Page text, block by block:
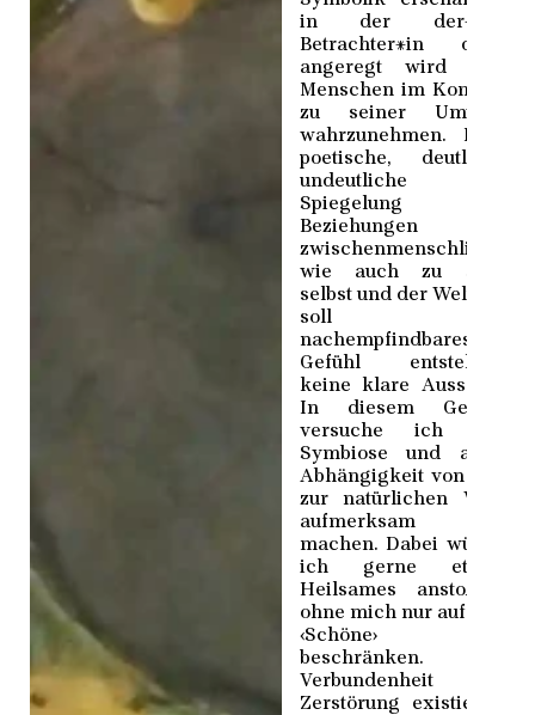
in der der*die
Betrachter*in dazu
angeregt wird den
Menschen im Kontext
zu seiner Umwelt
wahrzunehmen. Eine
poetische, deutlich-
undeutliche
Spiegelung von
Beziehungen –
zwischenmenschlich,
wie auch zu sich
selbst und der Welt. Es
soll ein
nachempfindbares
Gefühl entstehen,
keine klare Aussage.
In diesem Gefühl
versuche ich die
Symbiose und auch
Abhängigkeit von uns
zur natürlichen Welt
aufmerksam zu
machen. Dabei würde
ich gerne etwas
Heilsames anstoßen,
ohne mich nur auf das
‹Schöne› zu
beschränken.
Verbundenheit und
Zerstörung existieren